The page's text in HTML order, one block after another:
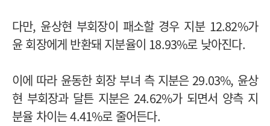
다만, 윤상현 부회장이 패소할 경우 지분 12.82%가
윤 회장에게 반환돼 지분율이 18.93%로 낮아진다.
이에 따라 윤동한 회장 부녀 측 지분은 29.03%, 윤상
현 부회장과 달튼 지분은 24.62%가 되면서 양측 지
분율 차이는 4.41%로 줄어든다.